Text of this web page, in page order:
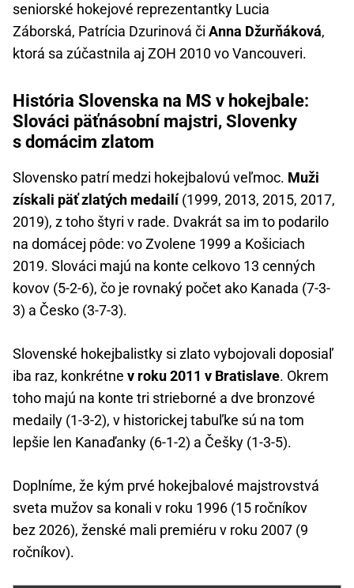
seniorské hokejové reprezentantky Lucia
Záborská, Patrícia Dzurinová či Anna Džurňáková,
ktorá sa zúčastnila aj ZOH 2010 vo Vancouveri.
História Slovenska na MS v hokejbale:
Slováci päťnásobní majstri, Slovenky
s domácim zlatom
Slovensko patrí medzi hokejbalovú veľmoc. Muži
získali päť zlatých medailí (1999, 2013, 2015, 2017,
2019), z toho štyri v rade. Dvakrát sa im to podarilo
na domácej pôde: vo Zvolene 1999 a Košiciach
2019. Slováci majú na konte celkovo 13 cenných
kovov (5-2-6), čo je rovnaký počet ako Kanada (7-3-
3) a Česko (3-7-3).
Slovenské hokejbalistky si zlato vybojovali doposiaľ
iba raz, konkrétne v roku 2011 v Bratislave. Okrem
toho majú na konte tri strieborné a dve bronzové
medaily (1-3-2), v historickej tabuľke sú na tom
lepšie len Kanaďanky (6-1-2) a Češky (1-3-5).
Doplníme, že kým prvé hokejbalové majstrovstvá
sveta mužov sa konali v roku 1996 (15 ročníkov
bez 2026), ženské mali premiéru v roku 2007 (9
ročníkov).